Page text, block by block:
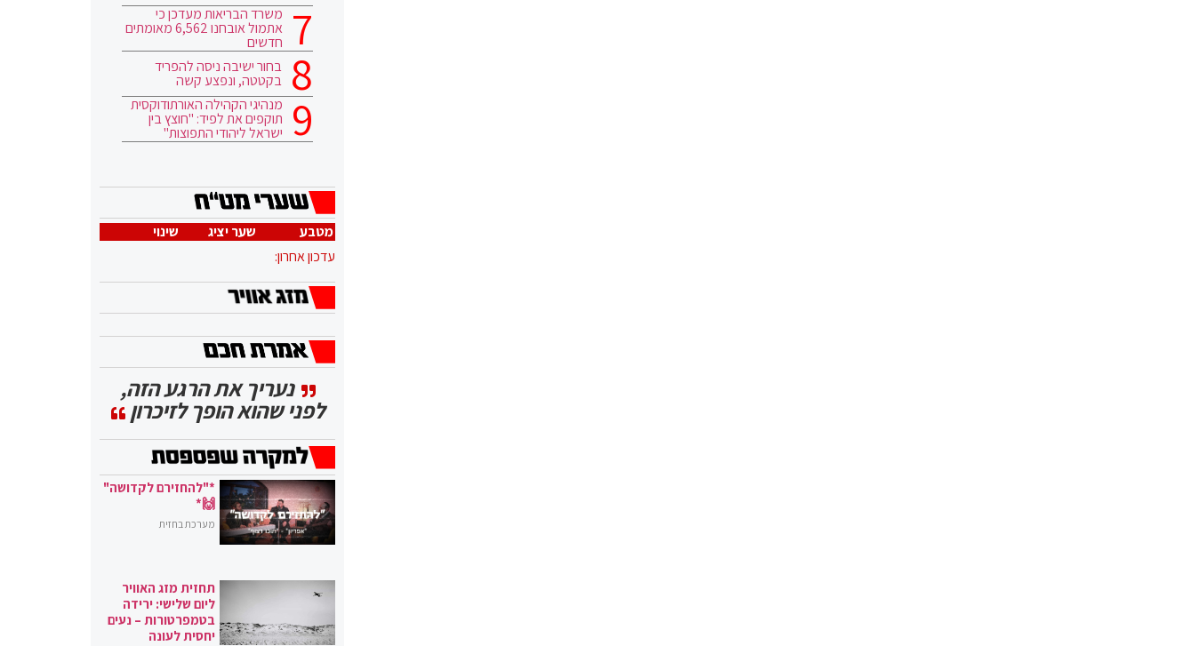
משרד הבריאות מעדכן כי
אתמול אובחנו 6,562 מאומתים
חדשים
בחור ישיבה ניסה להפריד
בקטטה, ונפצע קשה
מנהיגי הקהילה האורתודוקסית
תוקפים את לפיד: "חוצץ בין
ישראל ליהודי התפוצות"
מטבע שער יציג
שינוי
עדכון אחרון:
נעריך את הרגע הזה,
לפני שהוא הופך לזיכרון
*"להחזירם לקדושה"
🙌*
מערכת בחזית
תחזית מזג האוויר
ליום שלישי: ירידה
בטמפרטורות – נעים
יחסית לעונה